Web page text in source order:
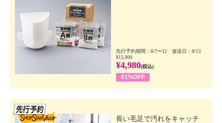
先行予約期間：8/7〜12 放送日：8/13
¥12,800
¥4,980(税込)
61%OFF
長い毛足で汚れをキャッチ